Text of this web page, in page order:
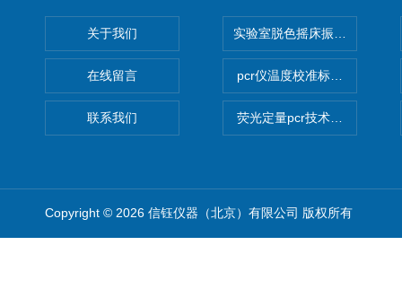
关于我们
在线留言
联系我们
实验室脱色摇床振荡器
pcr仪温度校准标定设备
荧光定量pcr技术定制化服务
Copyright © 2026 信钰仪器（北京）有限公司 版权所有